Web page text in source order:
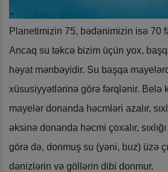
Planetimizin 75, bədənimizin isə 70
Ancaq su təkcə bizim üçün yox,
həyat mənbəyidir. Su başqa
xüsusiyyətlərinə görə fərqlənir. Belə
mayelər donanda həcmləri azalır,
əksinə donanda həcmi çoxalır,
görə də, donmuş su (yəni, buz) üzə
dənizlərin və göllərin dibi donmur.